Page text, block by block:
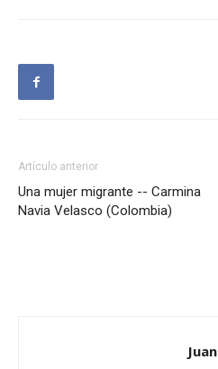
Artículo anterior
Una mujer migrante -- Carmina
Navia Velasco (Colombia)
Juan